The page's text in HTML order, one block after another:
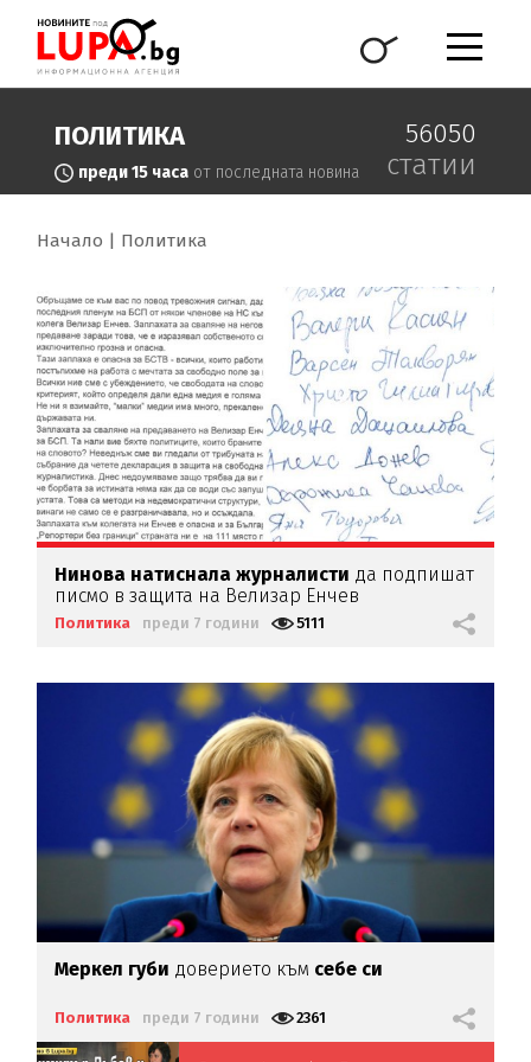
ПОЛИТИКА
преди 15 часа от последната новина
56050
статии
Начало Политика
Нинова натиснала журналисти да подпишат
писмо в защита на Велизар Енчев
Политика преди 7 години 5111
Меркел губи доверието към себе си
Политика преди 7 години 2361